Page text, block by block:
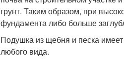
грунт. Таким образом, при
фундамента либо больше
Подушка из щебня и песка
любого вида.